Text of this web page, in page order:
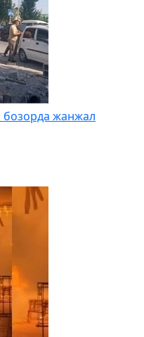
бозорда жанжал